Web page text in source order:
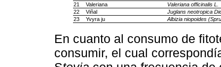
21
Valeriana
Valeriana officinalis L.
22
Viñal
Juglans neotropica
23
Yvyra ju Albizia niopoides
En cuanto al consumo de
consumir, el cual